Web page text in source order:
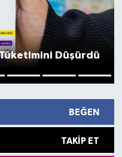
Düşürdü
BEĞEN
TAKIP ET